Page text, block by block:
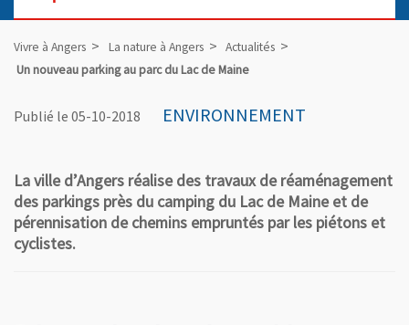
Vivre à Angers La nature à Angers
Actualités
Un nouveau parking au parc du Lac de Maine
Publié le 05-10-2018 ENVIRONNEMENT
La ville d’Angers réalise des travaux de réaménagement
des parkings près du camping du Lac de Maine et de
pérennisation de chemins empruntés par les piétons et
cyclistes.